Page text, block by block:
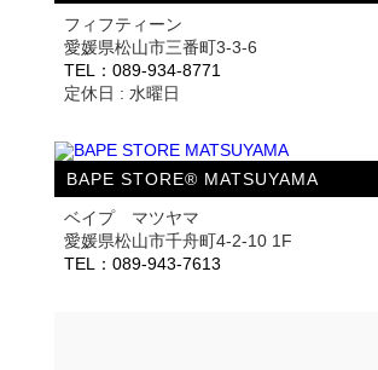
フィフティーン
愛媛県松山市三番町3-3-6
TEL：089-934-8771
定休日 : 水曜日
BAPE STORE® MATSUYAMA
ベイプ マツヤマ
愛媛県松山市千舟町4-2-10 1F
TEL：089-943-7613